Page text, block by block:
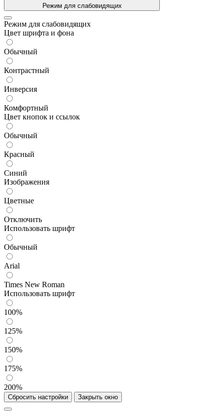
Режим для слабовидящих
Режим для слабовидящих
Цвет шрифта и фона
Обычный
Контрастный
Инверсия
Комфортный
Цвет кнопок и ссылок
Обычный
Красный
Синий
Изображения
Цветные
Отключить
Использовать шрифт
Обычный
Arial
Times New Roman
Использовать шрифт
100%
125%
150%
175%
200%
Сбросить настройки Закрыть окно